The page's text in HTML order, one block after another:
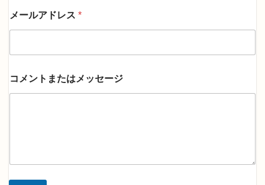
*
名
メールアドレス *
コメントまたはメッセージ